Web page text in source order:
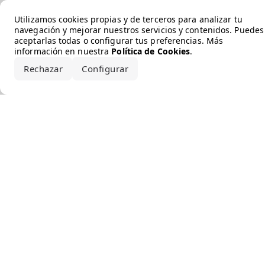
Utilizamos cookies propias y de terceros para analizar tu
navegación y mejorar nuestros servicios y contenidos. Puedes
aceptarlas todas o configurar tus preferencias. Más
información en nuestra Política de Cookies.
Rechazar Configurar
Error loading the brand